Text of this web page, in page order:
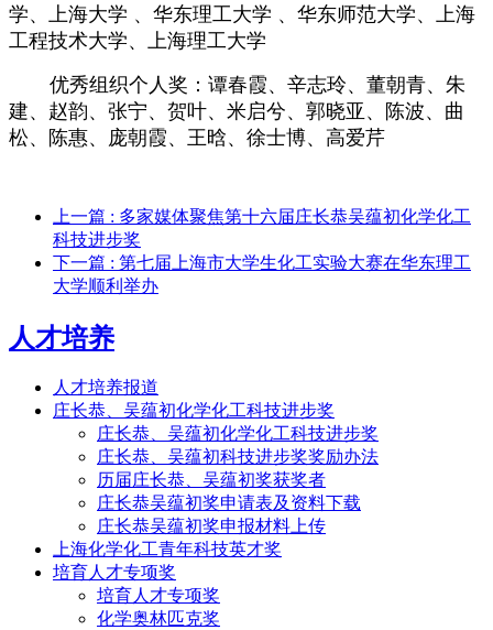
学、上海大学 、华东理工大学 、华东师范大学、上海
工程技术大学、上海理工大学
优秀组织个人奖：谭春霞、辛志玲、董朝青、朱
建、赵韵、张宁、贺叶、米启兮、郭晓亚、陈波、曲
松、陈惠、庞朝霞、王晗、徐士博、高爱芹
上一篇 : 多家媒体聚焦第十六届庄长恭吴蕴初化学化工
科技进步奖
下一篇 : 第七届上海市大学生化工实验大赛在华东理工
大学顺利举办
人才培养
人才培养报道
庄长恭、吴蕴初化学化工科技进步奖
庄长恭、吴蕴初化学化工科技进步奖
庄长恭、吴蕴初科技进步奖奖励办法
历届庄长恭、吴蕴初奖获奖者
庄长恭吴蕴初奖申请表及资料下载
庄长恭吴蕴初奖申报材料上传
上海化学化工青年科技英才奖
培育人才专项奖
培育人才专项奖
化学奥林匹克奖